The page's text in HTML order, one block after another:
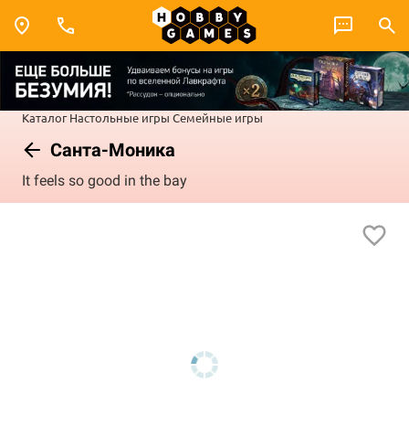
Каталог Настольные игры Семейные игры
Санта-Моника
It feels so good in the bay